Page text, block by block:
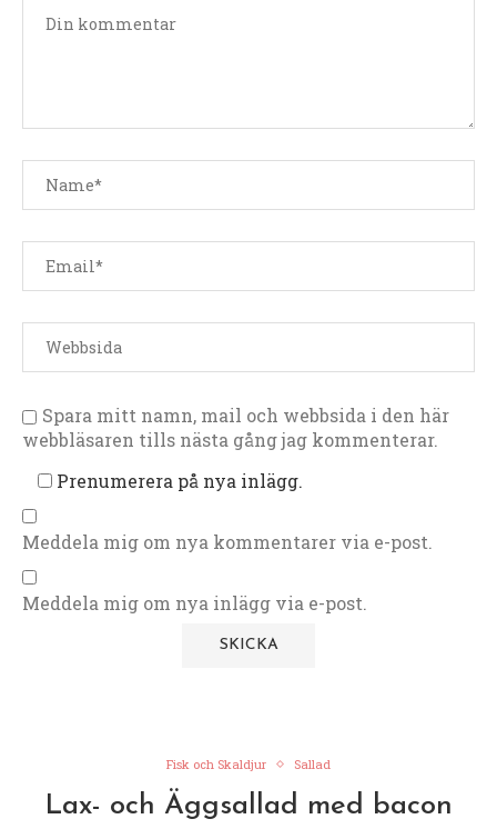
stjärnor
stjärnor
stjärnor
stjärna
Spara mitt namn, mail och webbsida i den här
webbläsaren tills nästa gång jag kommenterar.
Prenumerera på nya inlägg.
Meddela mig om nya kommentarer via e-post.
Meddela mig om nya inlägg via e-post.
Fisk och Skaldjur Sallad
Lax- och Äggsallad med bacon